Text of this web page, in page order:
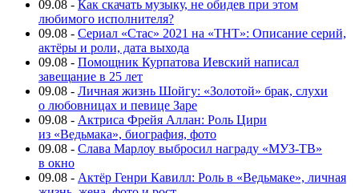
09.08 - Как скачать музыку, не обидев при этом
любимого исполнителя?
09.08 - Сериал «Стас» 2021 на «ТНТ»: Описание серий,
актёры и роли, дата выхода
09.08 - Помощник Курпатова Иевский написал
завещание в 25 лет
09.08 - Личная жизнь Шойгу: «Золотой» брак, слухи
о любовницах и певице Заре
09.08 - Актриса Фрейя Аллан: Роль Цири
из «Ведьмака», биография, фото
09.08 - Слава Марлоу выбросил награду «МУЗ-ТВ»
в окно
09.08 - Актёр Генри Кавилл: Роль в «Ведьмаке», личная